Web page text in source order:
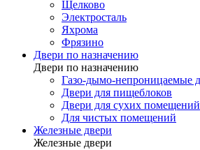
Щелково
Электросталь
Яхрома
Фрязино
Двери по назначению
Двери по назначению
Газо-дымо-непроницаемые
Двери для пищеблоков
Двери для сухих помещений
Для чистых помещений
Железные двери
Железные двери